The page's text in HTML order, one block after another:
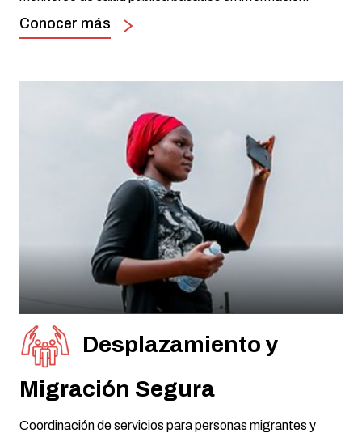
Conocer más
Desplazamiento y
Migración Segura
Coordinación de servicios para personas migrantes y